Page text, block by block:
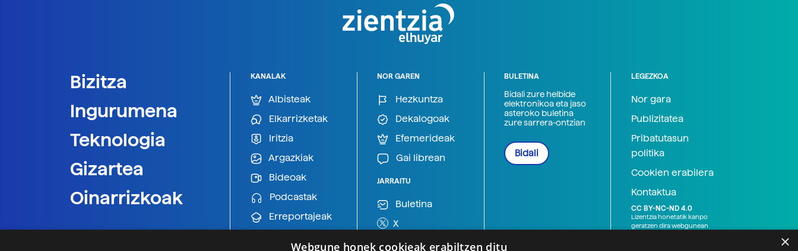
Bizitza
Ingurumena
Teknologia
Gizartea
Oinarrizkoak
KANALAK
Albisteak
Elkarrizketak
Iritzia
Argazkiak
Bideoak
Podcastak
Erreportajeak
NOR GAREN
Hezkuntza
Dekalogoak
Efemerideak
Gai librean
JARRAITU
Buletina
X
BlueSky
BULETINA
Bidali zure helbide
elektronikoa eta jaso
asteroko buletina
zure sarrera-ontzian
Bidali
LEGEZKOA
Nor gara
Publizitatea
Pribatutasun
politika
Cookien erabilera
Kontaktua
CC BY-NC-ND 4.0
Lizentzia honetatik kanpo
geratzen dira webgunean
×
Webgune honek cookieak erabiltzen ditu